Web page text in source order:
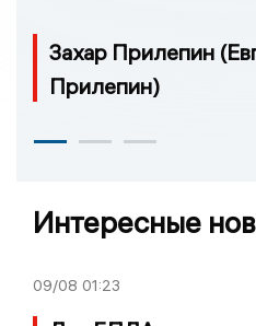
Захар Прилепин
Прилепин)
Интересные
09/08 01:23